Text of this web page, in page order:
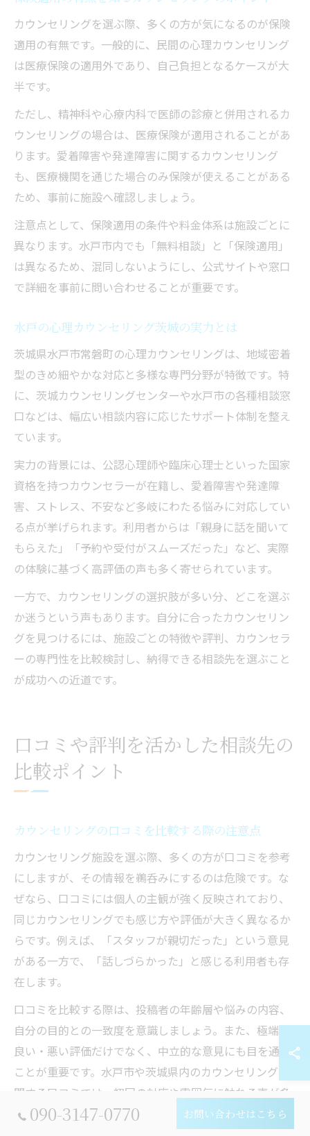
カウンセリングを選ぶ際、多くの方が気になるのが保険
適用の有無です。一般的に、民間の心理カウンセリング
は医療保険の適用外であり、自己負担となるケースが大
半です。
ただし、精神科や心療内科で医師の診療と併用されるカ
ウンセリングの場合は、医療保険が適用されることがあ
ります。愛着障害や発達障害に関するカウンセリング
も、医療機関を通じた場合のみ保険が使えることがある
ため、事前に施設へ確認しましょう。
注意点として、保険適用の条件や料金体系は施設ごとに
異なります。水戸市内でも「無料相談」と「保険適用」
は異なるため、混同しないようにし、公式サイトや窓口
で詳細を事前に問い合わせることが重要です。
水戸の心理カウンセリング茨城の実力とは
茨城県水戸市常磐町の心理カウンセリングは、地域密着
型のきめ細やかな対応と多様な専門分野が特徴です。特
に、茨城カウンセリングセンターや水戸市の各種相談窓
口などは、幅広い相談内容に応じたサポート体制を整え
ています。
実力の背景には、公認心理師や臨床心理士といった国家
資格を持つカウンセラーが在籍し、愛着障害や発達障
害、ストレス、不安など多岐にわたる悩みに対応してい
る点が挙げられます。利用者からは「親身に話を聞いて
もらえた」「予約や受付がスムーズだった」など、実際
の体験に基づく高評価の声も多く寄せられています。
一方で、カウンセリングの選択肢が多い分、どこを選ぶ
か迷うという声もあります。自分に合ったカウンセリン
グを見つけるには、施設ごとの特徴や評判、カウンセラ
ーの専門性を比較検討し、納得できる相談先を選ぶこと
が成功への近道です。
口コミや評判を活かした相談先の
比較ポイント
カウンセリングの口コミを比較する際の注意点
カウンセリング施設を選ぶ際、多くの方が口コミを参考
にしますが、その情報を鵜呑みにするのは危険です。な
ぜなら、口コミには個人の主観が強く反映されており、
同じカウンセリングでも感じ方や評価が大きく異なるか
らです。例えば、「スタッフが親切だった」という意見
がある一方で、「話しづらかった」と感じる利用者も存
在します。
口コミを比較する際は、投稿者の年齢層や悩みの内容、
自分の目的との一致度を意識しましょう。また、極端に
良い・悪い評価だけでなく、中立的な意見にも目を通す
ことが重要です。水戸市や茨城県内のカウンセリングに
関する口コミでは、初回の対応や雰囲気に触れる声が多
いですが、継続利用や専門的なサポートの実体験も参考
090-3147-0770 お問い合わせはこちら